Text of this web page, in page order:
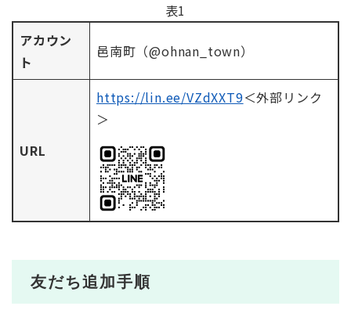
表1
アカウン
ト
邑南町（@ohnan_town）
URL
https://lin.ee/VZdXXT9＜外部リンク
＞
友だち追加手順